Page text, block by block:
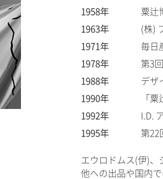
1958年
粟辻
1963年
(株)
1971年
毎日
1978年
第3
1988年
デザ
1990年
「
1992年
I.D.
1995年
第22
エウロドムス(伊)、
他への出品や国内